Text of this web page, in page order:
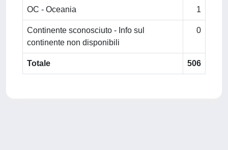
OC - Oceania 1
Continente sconosciuto - Info sul
continente non disponibili
0
Totale 506